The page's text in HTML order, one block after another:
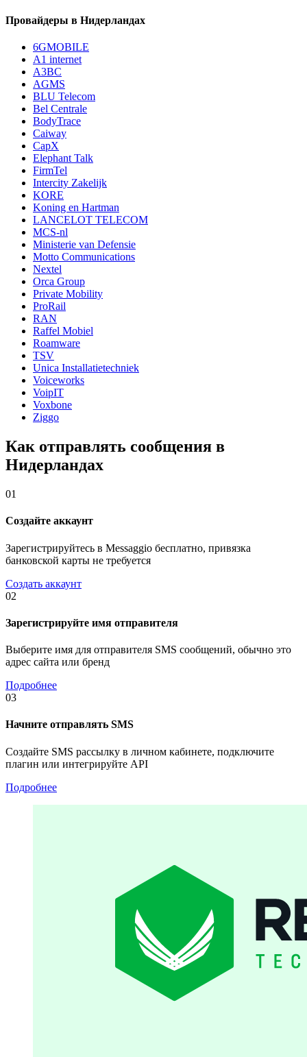
Провайдеры в Нидерландах
6GMOBILE
A1 internet
A3BC
AGMS
BLU Telecom
Bel Centrale
BodyTrace
Caiway
CapX
Elephant Talk
FirmTel
Intercity Zakelijk
KORE
Koning en Hartman
LANCELOT TELECOM
MCS-nl
Ministerie van Defensie
Motto Communications
Nextel
Orca Group
Private Mobility
ProRail
RAN
Raffel Mobiel
Roamware
TSV
Unica Installatietechniek
Voiceworks
VoipIT
Voxbone
Ziggo
Как отправлять сообщения в
Нидерландах
01
Создайте аккаунт
Зарегистрируйтесь в Messaggio бесплатно, привязка
банковской карты не требуется
Создать аккаунт
02
Зарегистрируйте имя отправителя
Выберите имя для отправителя SMS сообщений, обычно это
адрес сайта или бренд
Подробнее
03
Начните отправлять SMS
Создайте SMS рассылку в личном кабинете, подключите
плагин или интегрируйте API
Подробнее